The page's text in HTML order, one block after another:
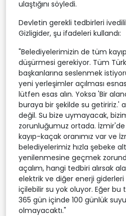
ulaştığını söyledi.
Devletin gerekli tedbirleri
Gizligider, şu ifadeleri kullandı:
"Belediyelerimizin de tüm
düşürmesi gerekiyor. Tüm
başkanlarına seslenmek
yeni yerleşimler açılması
lütfen esas alın. Yoksa 'Bir
buraya bir şekilde su getiririz.'
değil. Su bize uymayacak,
zorunluğumuz ortada.
kayıp-kaçak oranımız var ve
belediyelerimiz hızla şebeke
yenilenmesine geçmek
açalım, hangi tedbiri alırsak
elektrik ve diğer enerji giderleri
içilebilir su yok oluyor. Eğer bu
365 gün içinde 100 günlük
olmayacaktı."